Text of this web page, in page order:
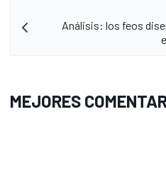
Análisis: los feos
MEJORES